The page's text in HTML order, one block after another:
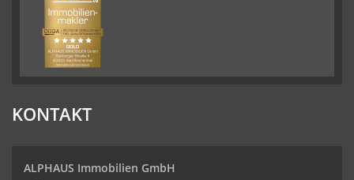
KONTAKT
ALPHAUS Immobilien GmbH